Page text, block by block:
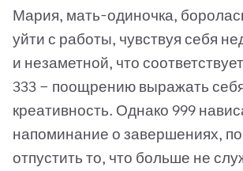
Мария, мать-одиночка,
уйти с работы, чувствуя себя
и незаметной, что
333 — поощрению выражать
креативность. Однако 999
напоминание о завершениях,
отпустить то, что больше не